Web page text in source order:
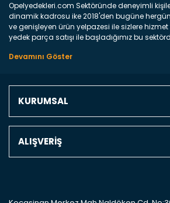
Yorum Yaz
Opelyedekleri.com Sektöründe deneyimli
dinamik kadrosu ike 2018'den bugüne
ve genişleyen ürün yelpazesi ile sizlere hizmet
yedek parça satışı ile başladığımız bu
marka araçların ve FCA Grubun Fiat ve Alfa
Türkiyenin 4 bir yanına ve uluslarası
parça gelebilir ancak bunları biraz
KURUMSAL
ALIŞVERİŞ